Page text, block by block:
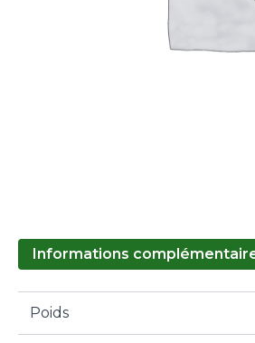
Informations
Poids